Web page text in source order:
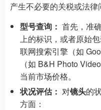
产生不必要的关税或法律
型号查询： 首先，准
上的标识，或者原始
联网搜索引擎（如
（如 B&H Photo
当前市场价格。
状况评估： 对镜头的
方面：